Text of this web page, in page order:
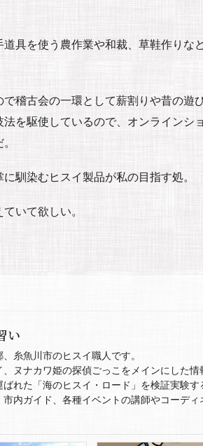
具を使う農作業や和裁、草鞋作りな
稽古会の一環として薪割りや昔の遊
を駆使しているので、オンラインシ
馴染むヒスイ製品が私の目指す処。
いて欲しい。
い
糸魚川市のヒスイ職人です。
ヌナカワ姫の探偵ごっこをメインにした
れた「海のヒスイ・ロード」を検証実験
市内ガイド、各種イベントの講師やコーディ